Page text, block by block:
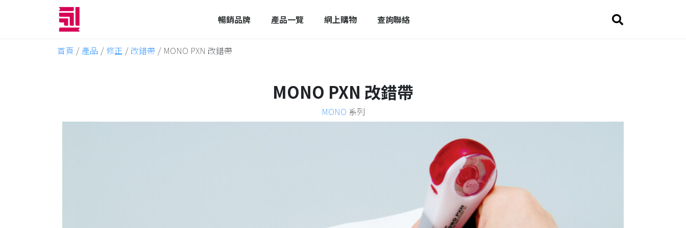
暢銷品牌 產品一覽 網上購物 查詢聯絡
首頁 / 產品 / 修正 / 改錯帶 / MONO PXN 改錯帶
MONO PXN 改錯帶
MONO 系列